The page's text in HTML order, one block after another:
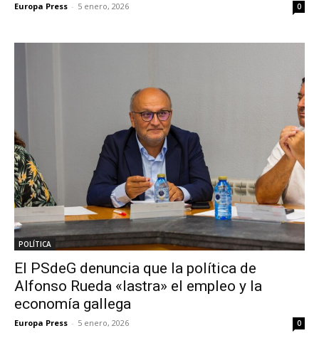
Europa Press - 5 enero, 2026 0
POLÍTICA
El PSdeG denuncia que la política de
Alfonso Rueda «lastra» el empleo y la
economía gallega
Europa Press - 5 enero, 2026 0